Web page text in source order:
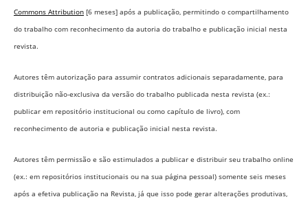
Commons Attribution[6 meses] após a publicação, permitindo o compartilhamento
do trabalho com reconhecimento da autoria do trabalho e publicação inicial nesta
revista.
Autores têm autorização para assumir contratos adicionais separadamente, para
distribuição não-exclusiva da versão do trabalho publicada nesta revista (ex.:
publicar em repositório institucional ou como capítulo de livro), com
reconhecimento de autoria e publicação inicial nesta revista.
Autores têm permissão e são estimulados a publicar e distribuir seu trabalho online
(ex.: em repositórios institucionais ou na sua página pessoal) somente seis meses
após a efetiva publicação na Revista, já que isso pode gerar alterações produtivas,